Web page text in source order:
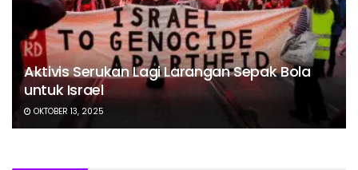
Aktivis Serukan Lagi Larangan Sepak Bola
untuk Israel
OKTOBER 13, 2025